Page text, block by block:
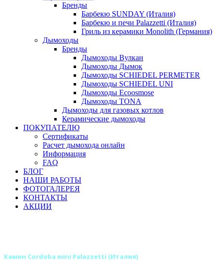
Бренды
Барбекю SUNDAY (Италия)
Барбекю и печи Palazzetti (Италия)
Гриль из керамики Monolith (Германия)
Дымоходы
Бренды
Дымоходы Вулкан
Дымоходы Дымок
Дымоходы SCHIEDEL PERMETER
Дымоходы SCHIEDEL UNI
Дымоходы Ecoosmose
Дымоходы TONA
Дымоходы для газовых котлов
Керамические дымоходы
ПОКУПАТЕЛЮ
Сертификаты
Расчет дымохода онлайн
Информация
FAQ
БЛОГ
НАШИ РАБОТЫ
ФОТОГАЛЕРЕЯ
КОНТАКТЫ
АКЦИИ
Камин Cordoba mini Palazzetti (Италия)